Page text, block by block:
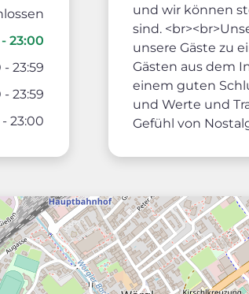
23:00
23:59
23:59
23:00
und wir können
sind.
unsere Gäste zu
Gästen aus dem
einem guten
und Werte und
Gefühl von